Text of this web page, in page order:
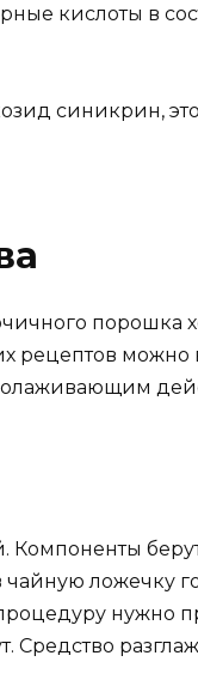
кислоты в
синикрин,
порошка
рецептов можно
ложечку
нужно
Средство